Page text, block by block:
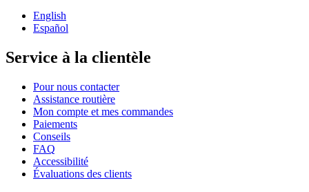
English
Español
Service à la clientèle
Pour nous contacter
Assistance routière
Mon compte et mes commandes
Paiements
Conseils
FAQ
Accessibilité
Évaluations des clients